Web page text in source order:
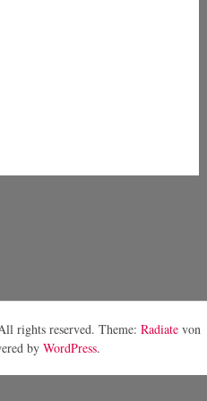
rights reserved. Theme: Radiatevon
by WordPress.